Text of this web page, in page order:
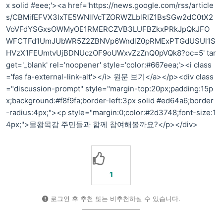
x solid #eee;'><a href='https://news.google.com/rss/article
s/CBMifEFVX3lxTE5WNllVcTZORWZLblRlZ1BsSGw2dC0tX2
VoVFdYSGxsOWMyOE1RMERCZVB3LUFBZkxPRkJpQkJFO
WFCTFd1UmJUbWR5Z2ZBNVp6WndlZ0pRMExPTGdUSUl1S
HVzX1FEUmtvUjBDNUczOF9oUWxvZzZnQ0pVQk8?oc=5' tar
get='_blank' rel='noopener' style='color:#667eea;'><i class
='fas fa-external-link-alt'></i> 원문 보기</a></p><div class
="discussion-prompt" style="margin-top:20px;padding:15p
x;background:#f8f9fa;border-left:3px solid #ed64a6;border
-radius:4px;"><p style="margin:0;color:#2d3748;font-size:1
4px;">물왕목감 주민들과 함께 참여해볼까요?</p></div>
1
로그인 후 추천 또는 비추천하실 수 있습니다.